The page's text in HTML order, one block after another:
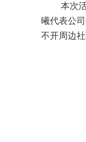
本次
曦代表公
不开周边